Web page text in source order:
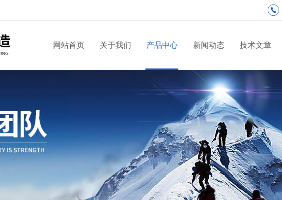
网站首页 关于我们 产品中心 新闻动态 技术文章